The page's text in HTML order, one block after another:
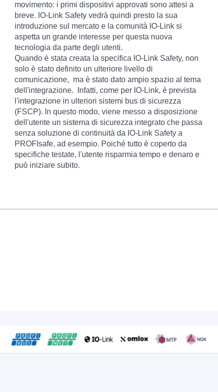
movimento: i primi dispositivi approvati sono attesi a
breve. IO-Link Safety vedrà quindi presto la sua
introduzione sul mercato e la comunità IO-Link si
aspetta un grande interesse per questa nuova
tecnologia da parte degli utenti.
Quando è stata creata la specifica IO-Link Safety, non
solo è stato definito un ulteriore livello di
comunicazione, ma è stato dato ampio spazio al tema
dell'integrazione. Infatti, come per IO-Link, è prevista
l'integrazione in ulteriori sistemi bus di sicurezza
(FSCP). In questo modo, viene messo a disposizione
dell'utente un sistema di sicurezza integrato che passa
senza soluzione di continuità da IO-Link Safety a
PROFIsafe, ad esempio. Poiché tutto è coperto da
specifiche testate, l'utente risparmia tempo e denaro e
può iniziare subito.